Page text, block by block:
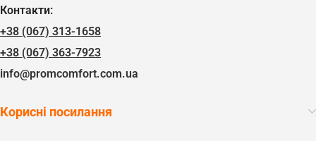
Контакти:
+38 (067) 313-1658
+38 (067) 363-7923
info@promcomfort.com.ua
Корисні посилання